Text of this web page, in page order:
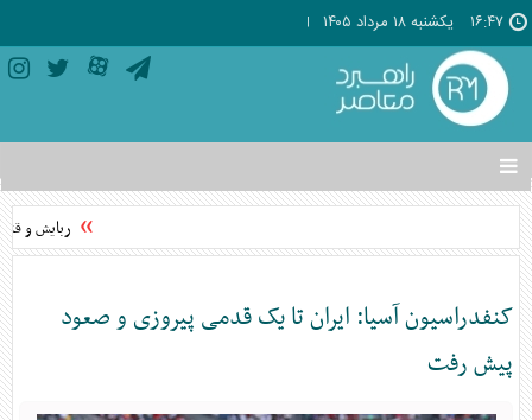
۱۶:۴۷ يکشنبه ۱۸ مرداد ۱۴۰۵
تغییر
وضعیت
منوی
ها
ربایش و
کنفدراسیون آسیا: ایران تا یک قدمی پیروزی و صعود
پیش رفت